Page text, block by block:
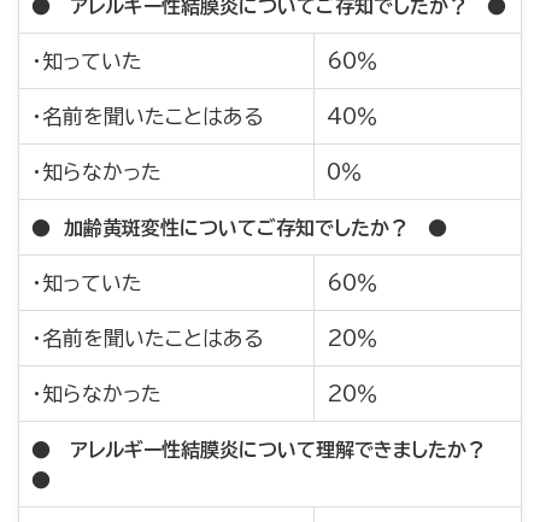
● アレルギー性結膜炎についてご存知でしたか？ ●
・知っていた 60％
・名前を聞いたことはある 40％
・知らなかった 0％
● 加齢黄斑変性についてご存知でしたか？ ●
・知っていた 60％
・名前を聞いたことはある 20％
・知らなかった 20％
● アレルギー性結膜炎について理解できましたか？
●